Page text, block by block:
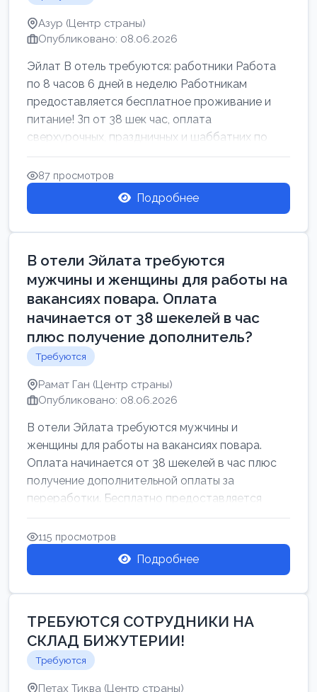
Азур (Центр страны)
Опубликовано: 08.06.2026
Эйлат В отель требуются: работники Работа
по 8 часов 6 дней в неделю Работникам
предоставляется бесплатное проживание и
питание! Зп от 38 шек час, оплата
сверхурочных, праздничных и шаббатних по
закон...
87 просмотров
Подробнее
В отели Эйлата требуются
мужчины и женщины для работы на
вакансиях повара. Оплата
начинается от 38 шекелей в час
плюс получение дополнитель?
Требуются
Рамат Ган (Центр страны)
Опубликовано: 08.06.2026
В отели Эйлата требуются мужчины и
женщины для работы на вакансиях повара.
Оплата начинается от 38 шекелей в час плюс
получение дополнительной оплаты за
переработки. Бесплатно предоставляется
проживан...
115 просмотров
Подробнее
ТРЕБУЮТСЯ СОТРУДНИКИ НА
СКЛАД БИЖУТЕРИИ!
Требуются
Петах Тиква (Центр страны)